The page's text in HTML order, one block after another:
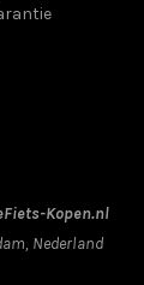
Kopen.nl
, Nederland